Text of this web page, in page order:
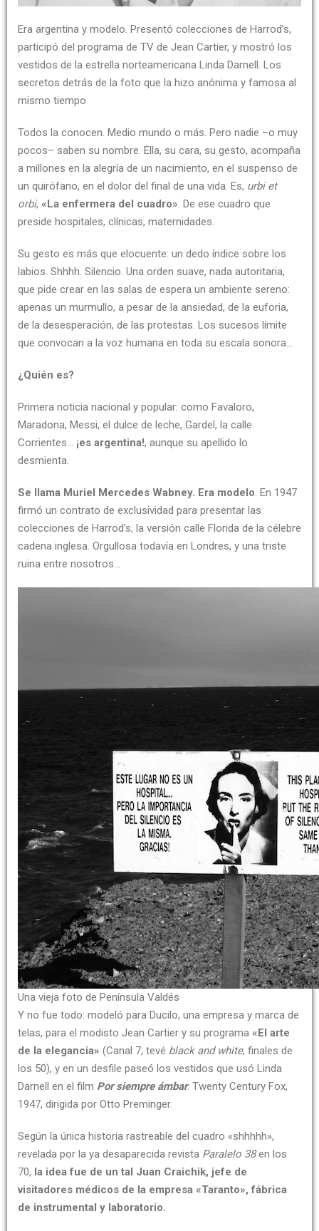
Era argentina y modelo. Presentó colecciones de Harrod’s,
participó del programa de TV de Jean Cartier, y mostró los
vestidos de la estrella norteamericana Linda Darnell. Los
secretos detrás de la foto que la hizo anónima y famosa al
mismo tiempo
Todos la conocen. Medio mundo o más. Pero nadie –o muy
pocos– saben su nombre. Ella, su cara, su gesto, acompaña
a millones en la alegría de un nacimiento, en el suspenso de
un quirófano, en el dolor del final de una vida. Es, urbi et
orbi, «La enfermera del cuadro». De ese cuadro que
preside hospitales, clínicas, maternidades.
Su gesto es más que elocuente: un dedo índice sobre los
labios. Shhhh. Silencio. Una orden suave, nada autoritaria,
que pide crear en las salas de espera un ambiente sereno:
apenas un murmullo, a pesar de la ansiedad, de la euforia,
de la desesperación, de las protestas. Los sucesos límite
que convocan a la voz humana en toda su escala sonora…
¿Quién es?
Primera noticia nacional y popular: como Favaloro,
Maradona, Messi, el dulce de leche, Gardel, la calle
Corrientes… ¡es argentina!, aunque su apellido lo
desmienta.
Se llama Muriel Mercedes Wabney. Era modelo. En 1947
firmó un contrato de exclusividad para presentar las
colecciones de Harrod’s, la versión calle Florida de la célebre
cadena inglesa. Orgullosa todavía en Londres, y una triste
ruina entre nosotros…
Una vieja foto de Península Valdés
Y no fue todo: modeló para Ducilo, una empresa y marca de
telas, para el modisto Jean Cartier y su programa «El arte
de la elegancia» (Canal 7, tevé black and white, finales de
los 50), y en un desfile paseó los vestidos que usó Linda
Darnell en el film Por siempre ámbar: Twenty Century Fox,
1947, dirigida por Otto Preminger.
Según la única historia rastreable del cuadro «shhhhh»,
revelada por la ya desaparecida revista Paralelo 38en los
70, la idea fue de un tal Juan Craichik, jefe de
visitadores médicos de la empresa «Taranto», fábrica
de instrumental y laboratorio.